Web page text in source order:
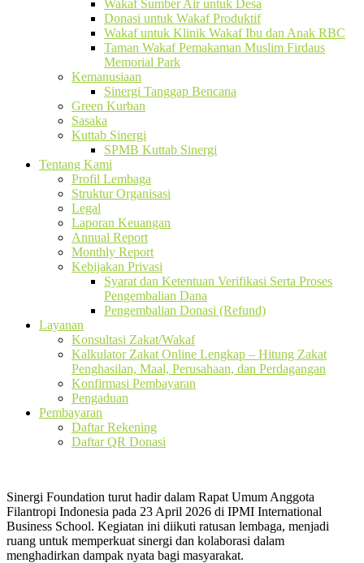
Wakaf Sumber Air untuk Desa
Donasi untuk Wakaf Produktif
Wakaf untuk Klinik Wakaf Ibu dan Anak RBC
Taman Wakaf Pemakaman Muslim Firdaus
Memorial Park
Kemanusiaan
Sinergi Tanggap Bencana
Green Kurban
Sasaka
Kuttab Sinergi
SPMB Kuttab Sinergi
Tentang Kami
Profil Lembaga
Struktur Organisasi
Legal
Laporan Keuangan
Annual Report
Monthly Report
Kebijakan Privasi
Syarat dan Ketentuan Verifikasi Serta Proses
Pengembalian Dana
Pengembalian Donasi (Refund)
Layanan
Konsultasi Zakat/Wakaf
Kalkulator Zakat Online Lengkap – Hitung Zakat
Penghasilan, Maal, Perusahaan, dan Perdagangan
Konfirmasi Pembayaran
Pengaduan
Pembayaran
Daftar Rekening
Daftar QR Donasi
Sinergi Foundation turut hadir dalam Rapat Umum Anggota
Filantropi Indonesia pada 23 April 2026 di IPMI International
Business School. Kegiatan ini diikuti ratusan lembaga, menjadi
ruang untuk memperkuat sinergi dan kolaborasi dalam
menghadirkan dampak nyata bagi masyarakat.